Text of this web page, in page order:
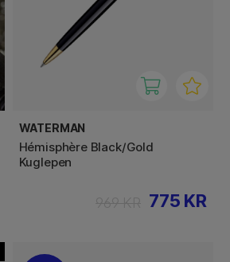
WATERMAN
Hémisphère Black/Gold
Kuglepen
775 KR